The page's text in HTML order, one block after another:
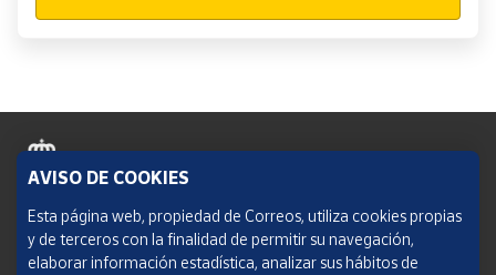
Política de cookies
Aviso legal
AVISO DE COOKIES
Esta página web, propiedad de Correos, utiliza cookies propias
y de terceros con la finalidad de permitir su navegación,
elaborar información estadística, analizar sus hábitos de